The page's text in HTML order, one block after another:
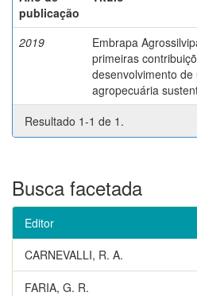
publicação
2019
Embrapa
primeiras
desenvolvimento de
agropecuária
Resultado 1-1 de 1.
Busca facetada
Editor
CARNEVALLI, R. A.
FARIA, G. R.